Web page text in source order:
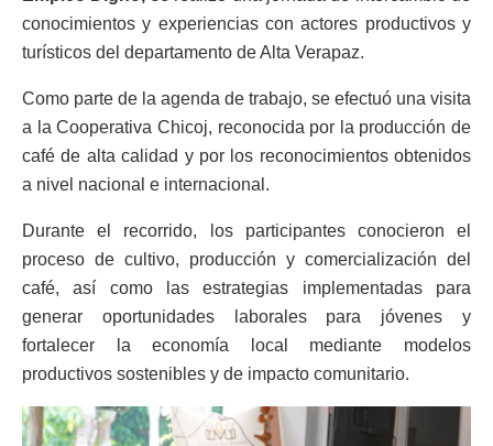
conocimientos y experiencias con actores productivos y
turísticos del departamento de Alta Verapaz.
Como parte de la agenda de trabajo, se efectuó una visita
a la Cooperativa Chicoj, reconocida por la producción de
café de alta calidad y por los reconocimientos obtenidos
a nivel nacional e internacional.
Durante el recorrido, los participantes conocieron el
proceso de cultivo, producción y comercialización del
café, así como las estrategias implementadas para
generar oportunidades laborales para jóvenes y
fortalecer la economía local mediante modelos
productivos sostenibles y de impacto comunitario.